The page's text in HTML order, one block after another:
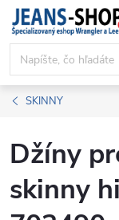
Prejsť
obsah
SKINNY
Džíny
skinny